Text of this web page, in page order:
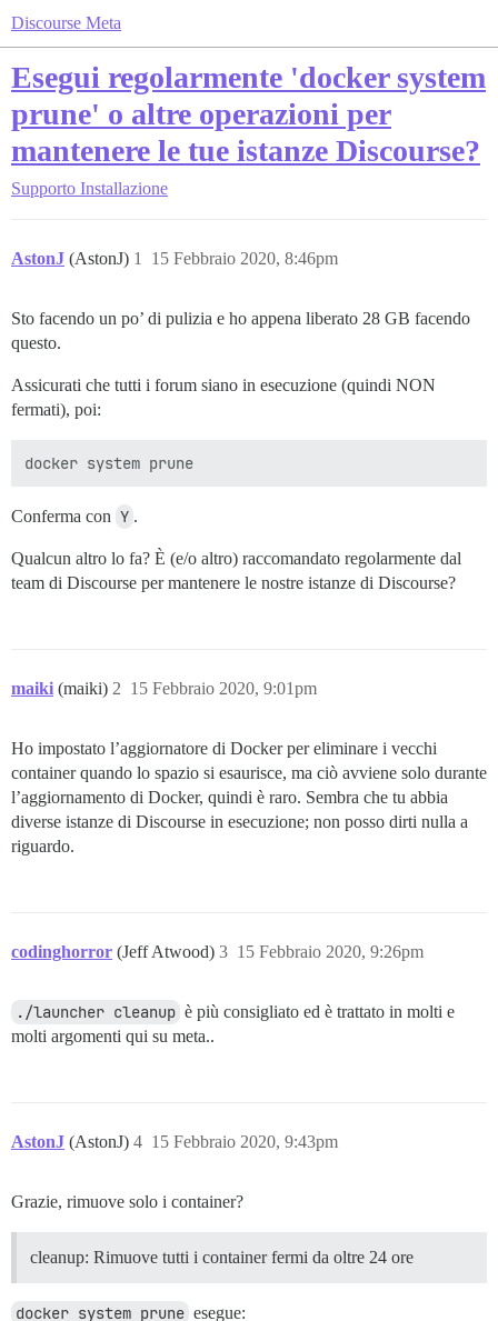
Discourse Meta
Esegui regolarmente 'docker system
prune' o altre operazioni per
mantenere le tue istanze Discourse?
Supporto Installazione
AstonJ (AstonJ) 15 Febbraio 2020, 8:46pm
1
Sto facendo un po’ di pulizia e ho appena liberato 28 GB facendo
questo.
Assicurati che tutti i forum siano in esecuzione (quindi NON
fermati), poi:
Conferma con Y .
Qualcun altro lo fa? È (e/o altro) raccomandato regolarmente dal
team di Discourse per mantenere le nostre istanze di Discourse?
maiki (maiki) 15 Febbraio 2020, 9:01pm
2
Ho impostato l’aggiornatore di Docker per eliminare i vecchi
container quando lo spazio si esaurisce, ma ciò avviene solo durante
l’aggiornamento di Docker, quindi è raro. Sembra che tu abbia
diverse istanze di Discourse in esecuzione; non posso dirti nulla a
riguardo.
codinghorror (Jeff Atwood) 15 Febbraio 2020, 9:26pm
3
./launcher cleanup è più consigliato ed è trattato in molti e
molti argomenti qui su meta..
AstonJ (AstonJ) 15 Febbraio 2020, 9:43pm
4
Grazie, rimuove solo i container?
cleanup: Rimuove tutti i container fermi da oltre 24 ore
docker system prune esegue: